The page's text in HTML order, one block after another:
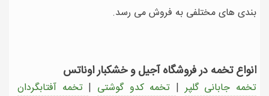
بندی های مختلفی به فروش می رسد.
انواع تخمه در فروشگاه آجیل و خشکبار اوناتس
تخمه جابانی گلپر| تخمه کدو گوشتی | تخمه آفتابگردان